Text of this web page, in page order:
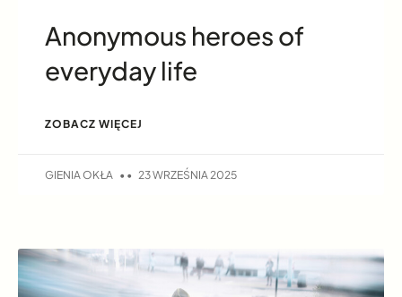
Anonymous heroes of
everyday life
ZOBACZ WIĘCEJ
GIENIA OKŁA 23 WRZEŚNIA 2025